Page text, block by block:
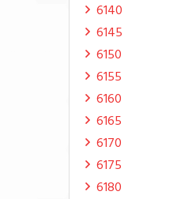
6140
6145
6150
6155
6160
6165
6170
6175
6180